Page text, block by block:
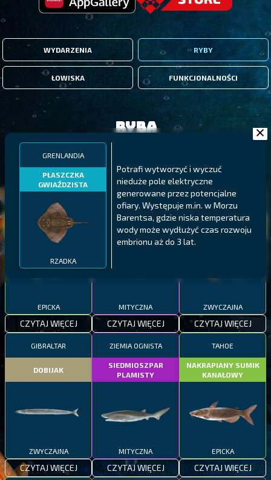
WYDARZENIA RYBY
ŁOWISKA FUNKCJONALNOŚCI
GRENLANDIA
PŁASZCZKA
GWIAŹDZISTA
RZADKA
Potrafi wytworzyć i wyczuć
nieduże pole elektryczne
generowane przez potencjalne
ofiary. Występuje m.in. w Morzu
Barentsa, gdzie niska temperatura
wody może wydłużyć czas rozwoju
embrionu aż do 3 lat.
Ryba
MALAWI
PYSZCZAK ZACHODNI
EPICKA
CZYTAJ WIĘCEJ
PÓŁNOCNE FIORDY
LING
MITYCZNA
CZYTAJ WIĘCEJ
WYSPY GALAPAGOS
BODIAN
MEKSYKAŃSKI
ZWYCZAJNA
CZYTAJ WIĘCEJ
GIBRALTAR
DOBIJAK
ZWYCZAJNA
CZYTAJ WIĘCEJ
ZIEMIA OGNISTA
SIEDMIOSZPAR
PLAMISTY
MITYCZNA
CZYTAJ WIĘCEJ
TAHOE
NAKRAPIANY SUMIK
KANAŁOWY
EPICKA
CZYTAJ WIĘCEJ